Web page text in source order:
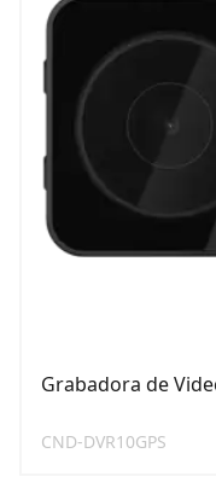
Grabadora de
CND-DVR10GPS